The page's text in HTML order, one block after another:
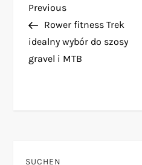
B
e
i
a
Previous
Post
Previous
Rower fitness Trek
idealny wybór do szosy
gravel i MTB
SUCHEN